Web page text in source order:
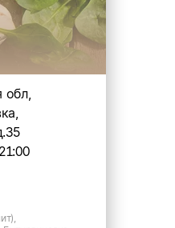
обл,